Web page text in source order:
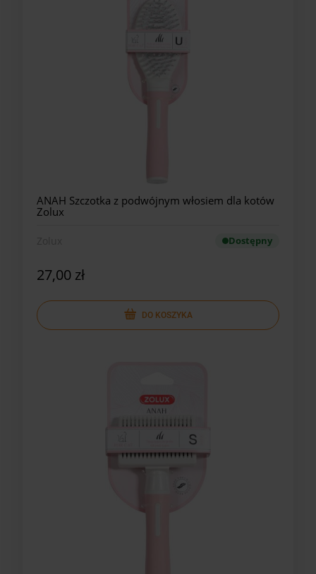
ANAH Szczotka z podwójnym włosiem dla kotów
Zolux
Dostępny
27,00 zł
DO KOSZYKA